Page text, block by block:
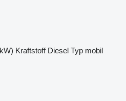
Kraftstoff Diesel Typ mobil